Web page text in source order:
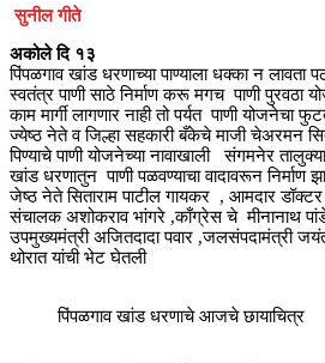
सुनील गीते
अकोले दि १३
पिंपळगाव खांड धरणाच्या पाण्याला धक्का न लावता
स्वतंत्र पाणी साठे निर्माण करू मगच पाणी पुरवठा
काम मार्गी लागणार नाही तो पर्यत पाणी योजनेचा
ज्येष्ठ नेते व जिल्हा सहकारी बँकेचे माजी चेअरमन
पिण्याचे पाणी योजनेच्या नावाखाली संगमनेर
खांड धरणातुन पाणी पळवण्याचा वादावरून निर्माण
जेष्ठ नेते सिताराम पाटील गायकर , आमदार
संचालक अशोकराव भांगरे ,काँग्रेस चे मीनानाथ
उपमुख्यमंत्री अजितदादा पवार ,जलसंपदामंत्री
थोरात यांची भेट घेतली
पिंपळगाव खांड धरणाचे आजचे छायाचित्र